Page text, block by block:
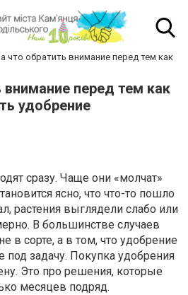
что обратить внимание перед тем как
внимание перед тем как
удобрение
сразу. Чаще они «молчат»
ясно, что что-то пошло
растения выглядели слабо или
В большинстве случаев
в сорте, а в том, что удобрение
под задачу. Покупка удобрения
Это про решения, которые
месяцев подряд.